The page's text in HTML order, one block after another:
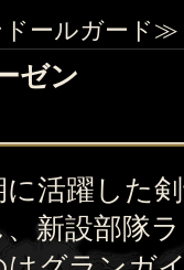
ールガード≫
ゼン
活躍した
新設部隊